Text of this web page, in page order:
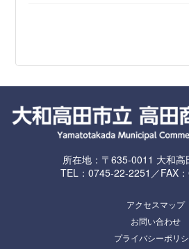
所在地：〒635-0011 大和高
TEL：0745-22-2251／FAX
アクセスマップ
お問い合わせ
プライバシーポリ